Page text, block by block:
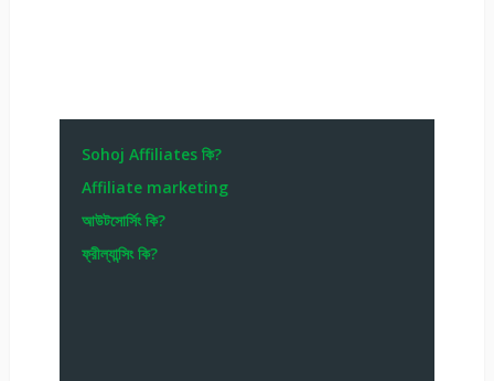
Sohoj Affiliates কি?
Affiliate marketing
আউটসোর্সিং কি?
ফ্রীল্যান্সিং কি?